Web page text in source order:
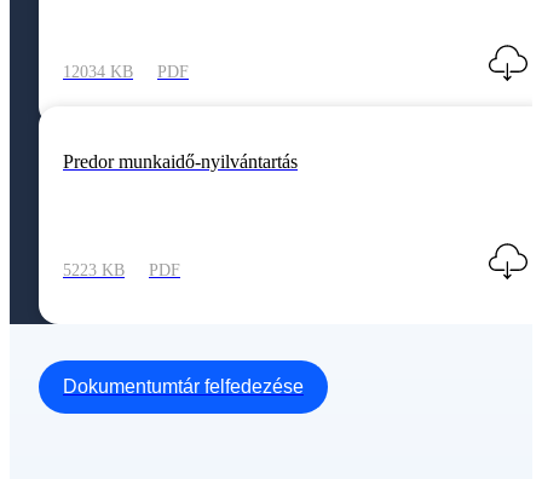
12034 KB PDF
Predor munkaidő-nyilvántartás
5223 KB PDF
Dokumentumtár felfedezése